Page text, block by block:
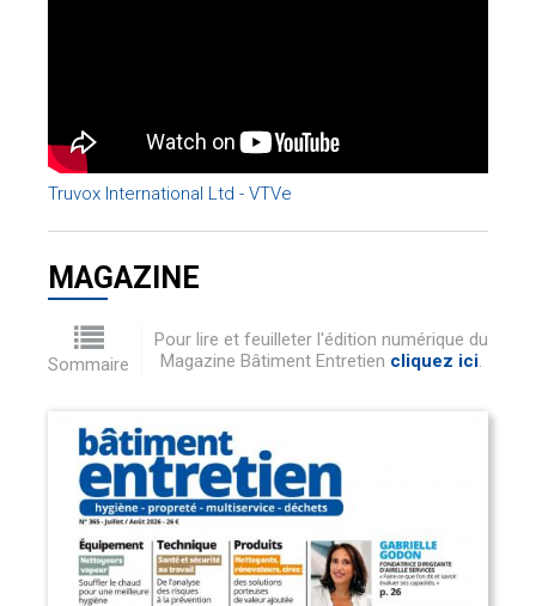
Truvox International Ltd - VTVe
MAGAZINE
Sommaire
Pour lire et feuilleter l'édition numérique du
Magazine Bâtiment Entretien cliquez ici.